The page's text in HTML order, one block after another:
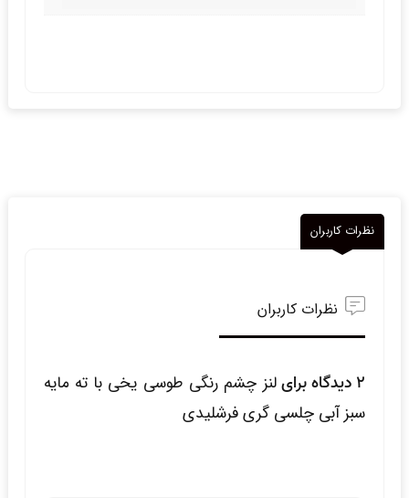
نظرات کاربران
نظرات کاربران
2 دیدگاه برای
لنز چشم رنگی طوسی یخی با ته مایه
سبز آبی چلسی گری فرشلیدی